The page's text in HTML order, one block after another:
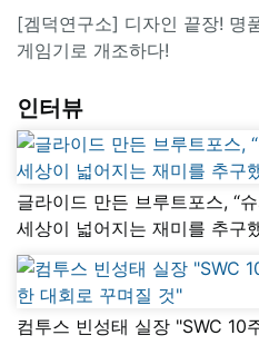
[겜덕연구소] 디자인 끝장! 명
게임기로 개조하다!
인터뷰
글라이드 만든 브루트포스, “
세상이 넓어지는 재미를 추구
컴투스 빈성태 실장 "SWC 10